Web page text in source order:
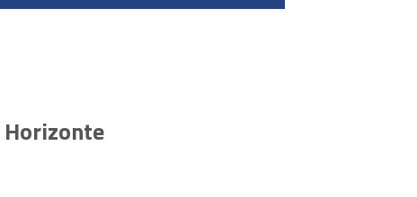
Horizonte